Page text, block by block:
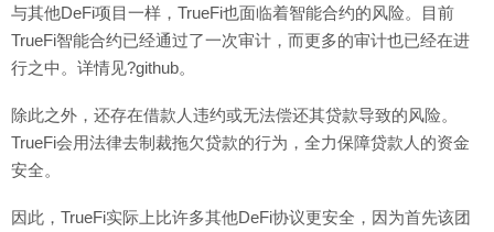
与其他DeFi项目一样，TrueFi也面临着智能合约的风险。目前
TrueFi智能合约已经通过了一次审计，而更多的审计也已经在进
行之中。详情见?github。
除此之外，还存在借款人违约或无法偿还其贷款导致的风险。
TrueFi会用法律去制裁拖欠贷款的行为，全力保障贷款人的资金
安全。
因此，TrueFi实际上比许多其他DeFi协议更安全，因为首先该团